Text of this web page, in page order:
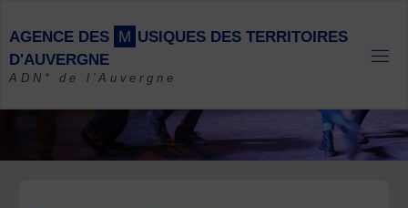
content
AGENCE DES M USIQUES DES TERRITOIRES
D'AUVERGNE
ADN* de l'Auvergne